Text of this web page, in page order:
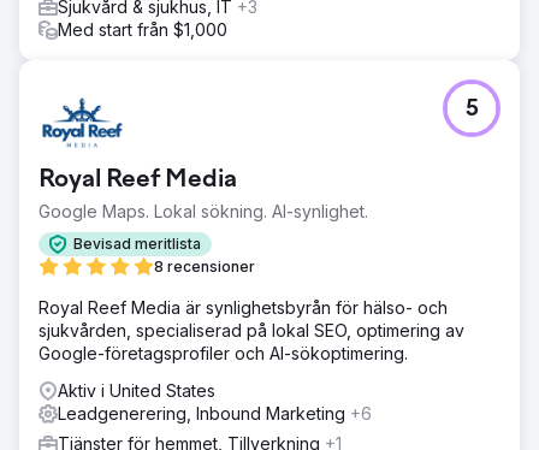
Sjukvård & sjukhus, IT +3
Med start från $1,000
Royal Reef Media
Google Maps. Lokal sökning. AI-synlighet.
Bevisad meritlista
8 recensioner
5
Royal Reef Media är synlighetsbyrån för hälso- och
sjukvården, specialiserad på lokal SEO, optimering av
Google-företagsprofiler och AI-sökoptimering.
Aktiv i United States
Leadgenerering, Inbound Marketing +6
Tjänster för hemmet, Tillverkning +1